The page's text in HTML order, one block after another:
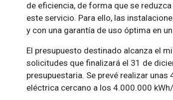
de eficiencia, de forma que se
este servicio. Para ello, las
y con una garantía de uso óptima en
El presupuesto destinado alcanza el
solicitudes que finalizará el 31 de
presupuestaria. Se prevé realizar
eléctrica cercano a los 4.000.000